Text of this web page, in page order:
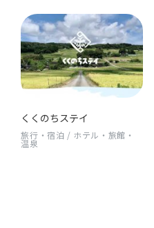
くくのちステイ
旅行・宿泊 / ホテル・旅館・
温泉